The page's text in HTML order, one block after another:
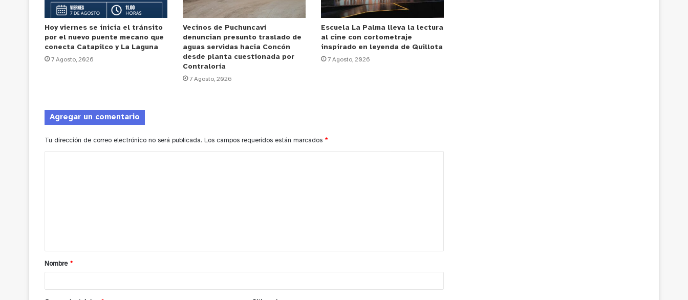
Hoy viernes se inicia el tránsito
por el nuevo puente mecano que
conecta Catapilco y La Laguna
7 Agosto, 2026
Vecinos de Puchuncaví
denuncian presunto traslado de
aguas servidas hacia Concón
desde planta cuestionada por
Contraloría
7 Agosto, 2026
Escuela La Palma lleva la lectura
al cine con cortometraje
inspirado en leyenda de Quillota
7 Agosto, 2026
Agregar un comentario
Tu dirección de correo electrónico no será publicada. Los campos requeridos están marcados *
a
rNombre *